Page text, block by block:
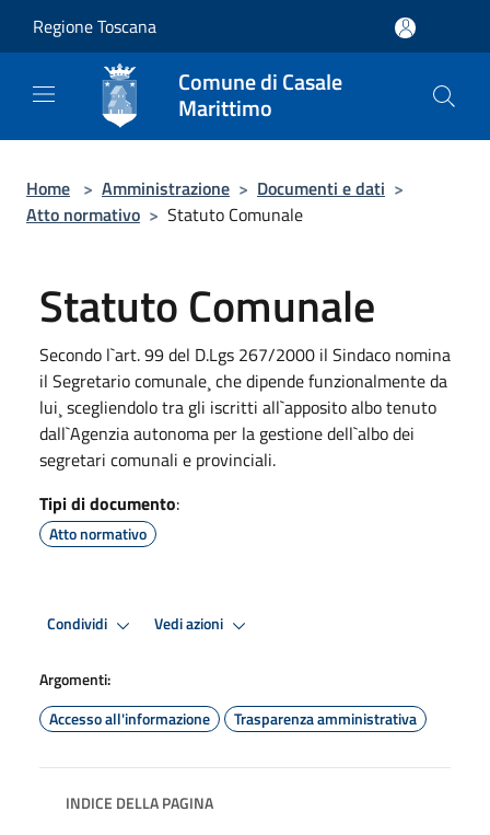
Regione Toscana
Comune di Casale
Marittimo
Home > Amministrazione > Documenti e dati >
Atto normativo > Statuto Comunale
Statuto Comunale
Secondo l`art. 99 del D.Lgs 267/2000 il Sindaco nomina
il Segretario comunale¸ che dipende funzionalmente da
lui¸ scegliendolo tra gli iscritti all`apposito albo tenuto
dall`Agenzia autonoma per la gestione dell`albo dei
segretari comunali e provinciali.
Tipi di documento:
Atto normativo
Condividi Vedi azioni
Argomenti:
Accesso all'informazione
Trasparenza amministrativa
INDICE DELLA PAGINA